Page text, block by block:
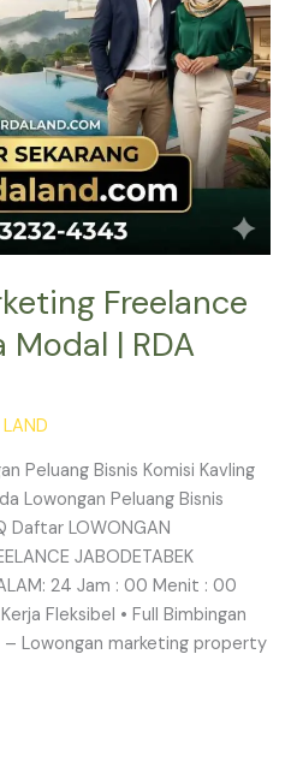
Freelance
| RDA
LAND
Peluang Bisnis Komisi Kavling
Lowongan Peluang Bisnis
Daftar LOWONGAN
JABODETABEK
24 Jam : 00 Menit : 00
Fleksibel • Full Bimbingan
– Lowongan marketing property